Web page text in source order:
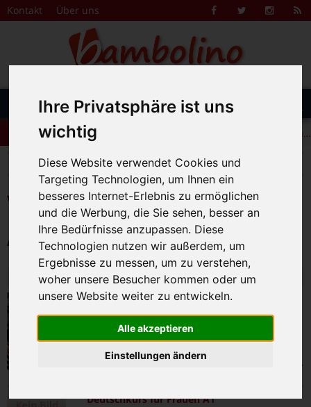
Ihre Privatsphäre ist uns
wichtig
Diese Website verwendet Cookies und
Targeting Technologien, um Ihnen ein
besseres Internet-Erlebnis zu ermöglichen
und die Werbung, die Sie sehen, besser an
Ihre Bedürfnisse anzupassen. Diese
Technologien nutzen wir außerdem, um
Ergebnisse zu messen, um zu verstehen,
woher unsere Besucher kommen oder um
unsere Website weiter zu entwickeln.
Alle akzeptieren
Einstellungen ändern
Zum Inhalt springen
Kontakt Über uns FacebookTwitter
Menü
nach:
+++ Leolingo: Englischcamp mit Muttersprachlern – auch in Bamberg! +++
Bambolino>Veranstaltungskalender
Veranstaltungskalender
Alle Veranstaltungen am 11.3.2026
Mittwoch, 11. März 2026
Babytreff
09:30 Uhr
Mehrgenerationenhaus Mütterzentrum
Känguruh|96052 Bamberg,Heinrich-Weber-
Platz 10
Deutschkurs für Frauen A1